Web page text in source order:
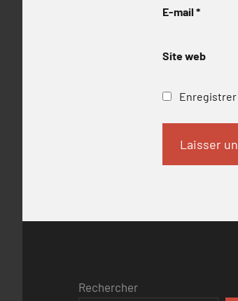
E-mail *
Site web
Enregistrer
Rechercher